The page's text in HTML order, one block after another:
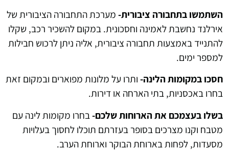
השתמשו בתחבורה ציבורית-מערכת התחבורה הציבורית של
אירלנד נחשבת לאמינה וחסכונית. במקום להשכיר רכב, שקלו
להתנייד באמצעות תחבורה ציבורית, אליה ניתן לרכוש חבילות
למספר ימים.
חסכו במקומות הלינה-ותרו על מלונות מפוארים ובמקום זאת
בחרו באכסניות, בתי הארחה או דירות.
בשלו בעצמכם את הארוחות שלכם-בחרו מקומות לינה עם
מטבח וקנו מצרכים בסופר בעזרתם תוכלו לחסוך בעלויות
מסעדות, לפחות בארוחת הבוקר וארוחת הערב.